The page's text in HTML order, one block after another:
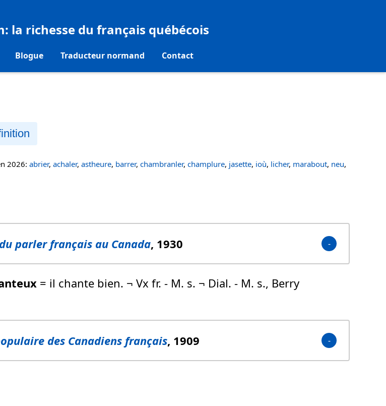
: la richesse du français québécois
Blogue Traducteur normand Contact
2026: abrier, achaler, astheure, barrer, chambranler, champlure, jasette, ioù, licher, marabout, neu,
parler français au Canada, 1930
= il chante bien. ¬ Vx fr. - M. s. ¬ Dial. - M. s., Berry
des Canadiens français, 1909